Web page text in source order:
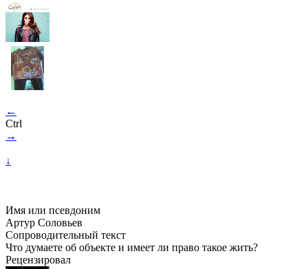
←
Ctrl
→
↓
Имя или псевдоним
Артур Соловьев
Сопроводительный текст
Что думаете об объекте и имеет ли право такое жить?
Рецензировал